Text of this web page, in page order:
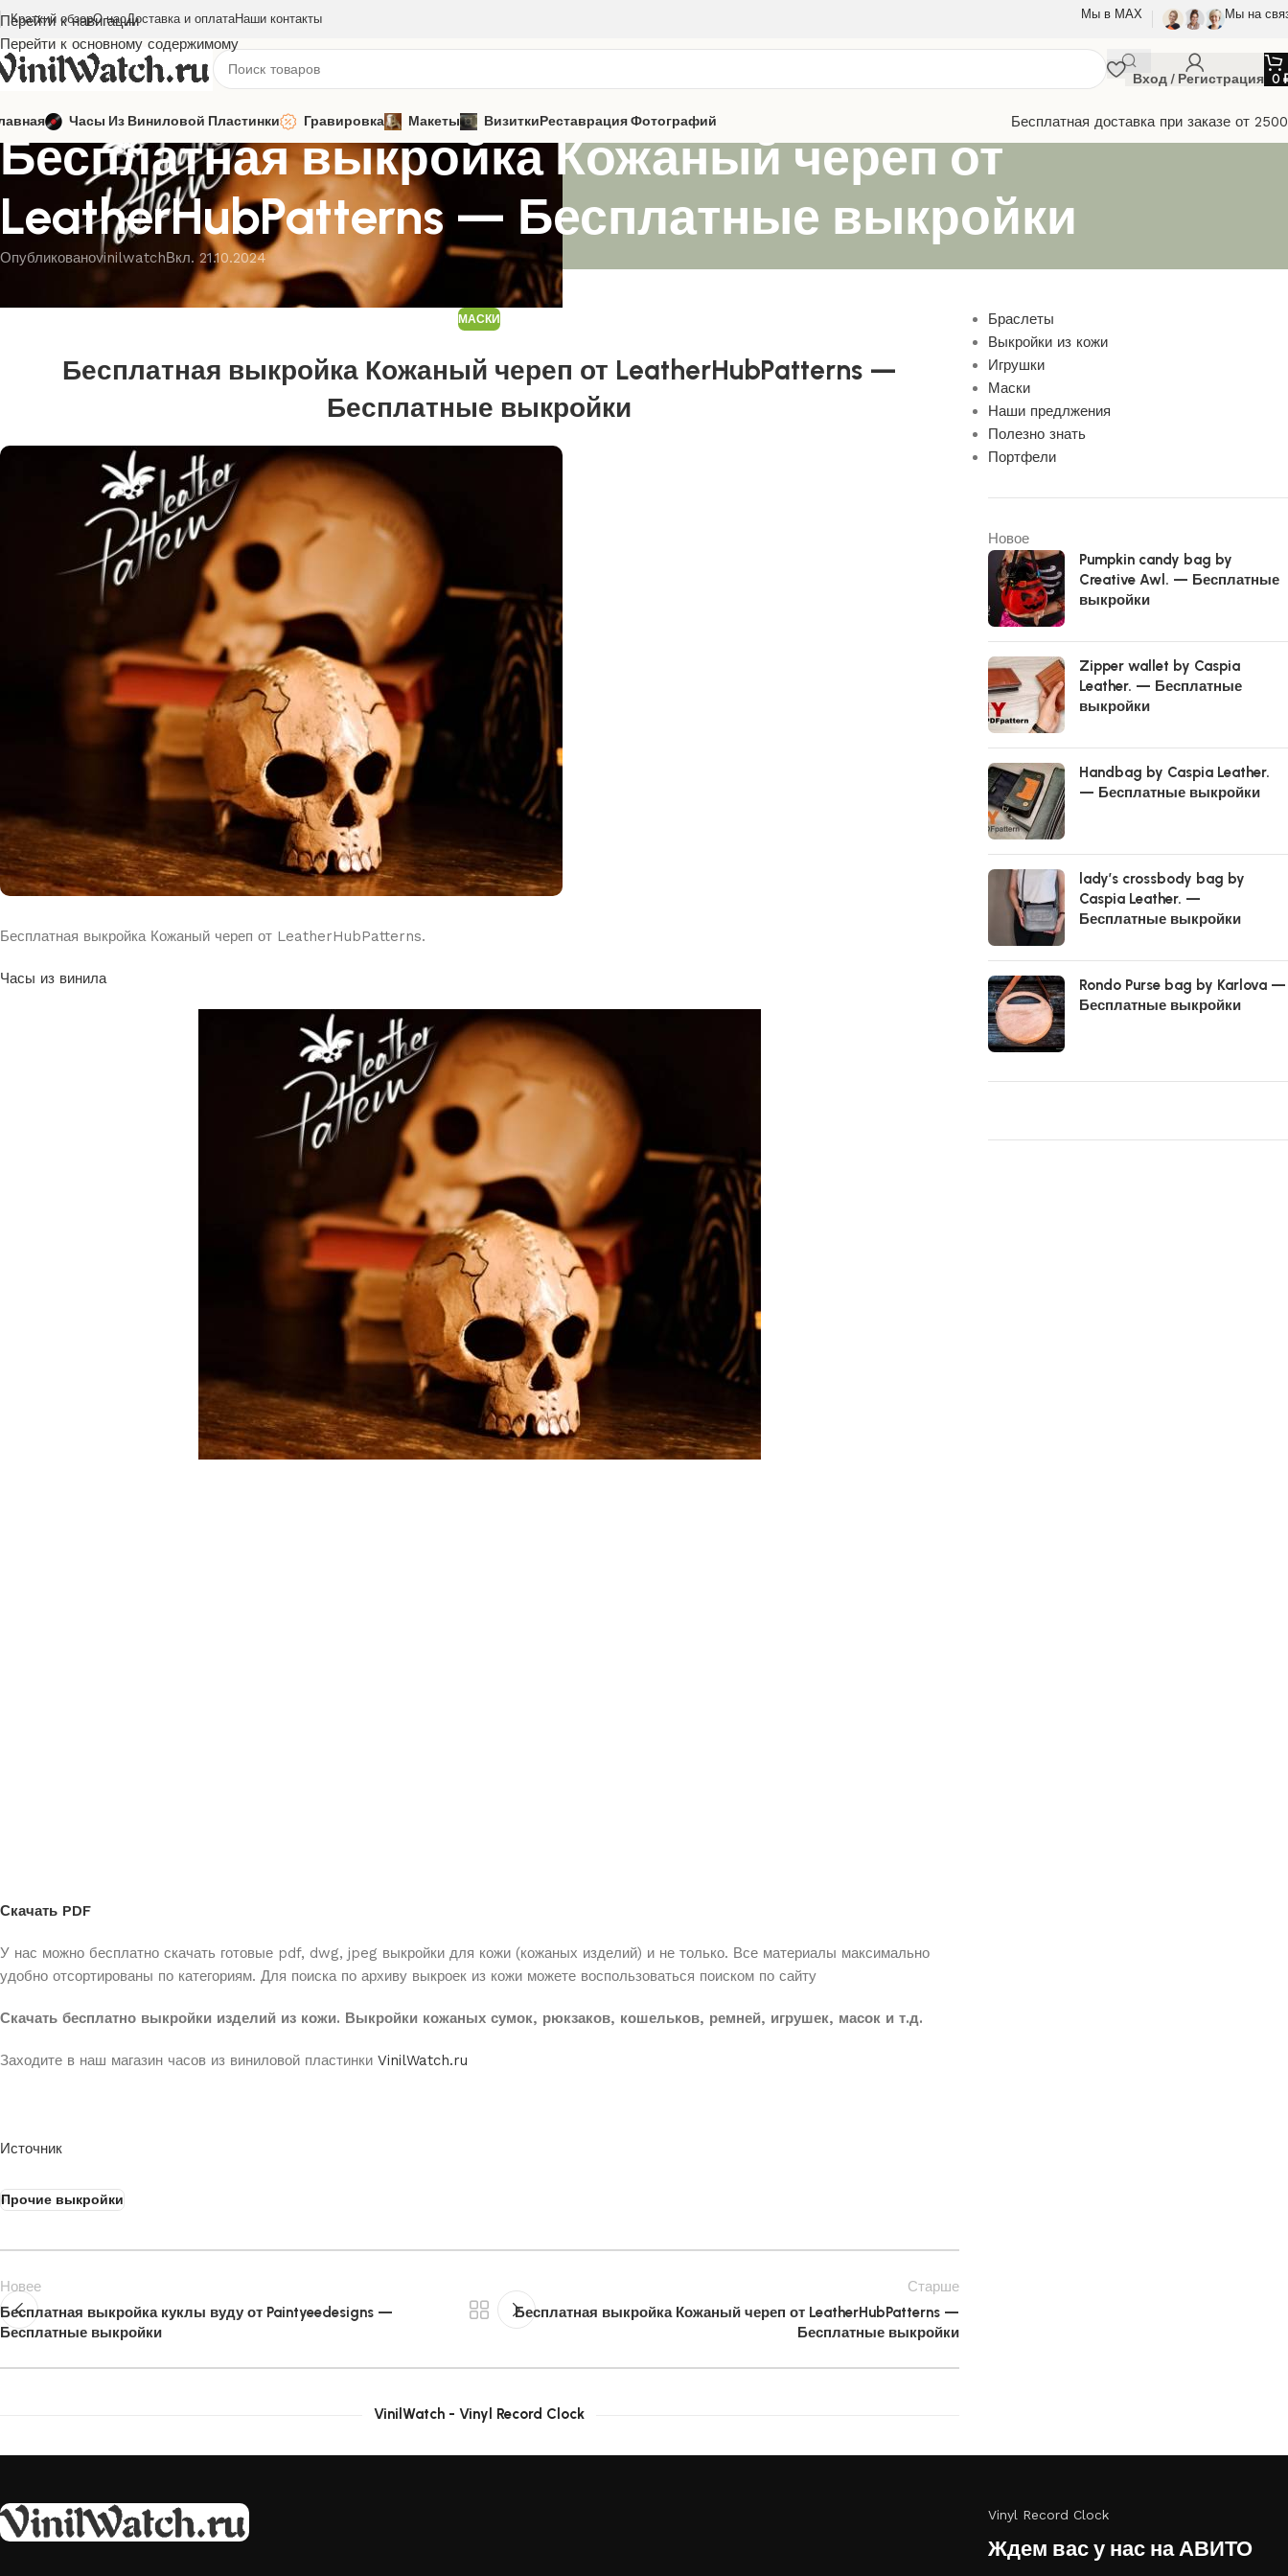
Перейти к навигации
Перейти к основному содержимому
Краткий обзорО насДоставка и оплатаНаши контакты Мы в МАХ Мы на
Вход / Регистрация 0
Часы Из Виниловой Пластинки Гравировка Макеты ВизиткиРеставрация Фотографий Бесплатная доставка при заказе от
МАСКИ
Бесплатная выкройка Кожаный череп от
LeatherHubPatterns — Бесплатные выкройки
ОпубликованоvinilwatchВкл. 21.10.2024
МАСКИ
Бесплатная выкройка Кожаный череп от LeatherHubPatterns —
Бесплатные выкройки
Бесплатная выкройка Кожаный череп от LeatherHubPatterns.
Часы из винила
Скачать PDF
У нас можно бесплатно скачать готовые pdf, dwg, jpeg выкройки для кожи (кожаных изделий) и не только. Все материалы максимально
удобно отсортированы по категориям. Для поиска по архиву выкроек из кожи можете воспользоваться поиском по сайту
Скачать бесплатно выкройки изделий из кожи. Выкройки кожаных сумок, рюкзаков, кошельков, ремней, игрушек, масок и т.д.
Заходите в наш магазин часов из виниловой пластинки VinilWatch.ru
Источник
Прочие выкройки
Новее
Бесплатная выкройка куклы вуду от Paintyeedesigns —
Бесплатные выкройки
Старше
Бесплатная выкройка Кожаный череп от LeatherHubPatterns —
Бесплатные выкройки
VinilWatch - Vinyl Record Clock
Браслеты
Выкройки из кожи
Игрушки
Маски
Наши предлжения
Полезно знать
Портфели
Новое
Pumpkin candy bag by
Creative Awl. — Бесплатные
выкройки
Zipper wallet by Caspia
Leather. — Бесплатные
выкройки
Handbag by Caspia Leather.
— Бесплатные выкройки
lady’s crossbody bag by
Caspia Leather. —
Бесплатные выкройки
Rondo Purse bag by Karlova —
Бесплатные выкройки
Vinyl Record Clock
Ждем вас у нас на АВИТО